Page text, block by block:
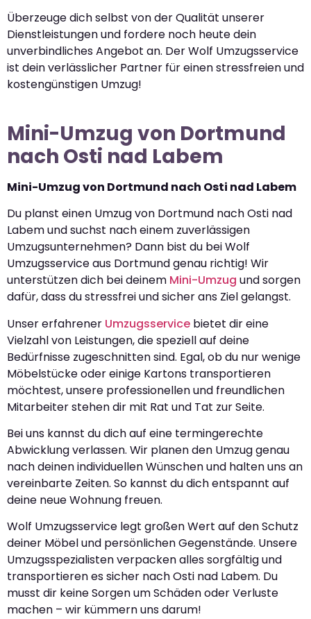
Überzeuge dich selbst von der Qualität unserer
Dienstleistungen und fordere noch heute dein
unverbindliches Angebot an. Der Wolf Umzugsservice
ist dein verlässlicher Partner für einen stressfreien und
kostengünstigen Umzug!
Mini-Umzug von Dortmund
nach Osti nad Labem
Mini-Umzug von Dortmund nach Osti nad Labem
Du planst einen Umzug von Dortmund nach Osti nad
Labem und suchst nach einem zuverlässigen
Umzugsunternehmen? Dann bist du bei Wolf
Umzugsservice aus Dortmund genau richtig! Wir
unterstützen dich bei deinem Mini-Umzug und sorgen
dafür, dass du stressfrei und sicher ans Ziel gelangst.
Unser erfahrener Umzugsservice bietet dir eine
Vielzahl von Leistungen, die speziell auf deine
Bedürfnisse zugeschnitten sind. Egal, ob du nur wenige
Möbelstücke oder einige Kartons transportieren
möchtest, unsere professionellen und freundlichen
Mitarbeiter stehen dir mit Rat und Tat zur Seite.
Bei uns kannst du dich auf eine termingerechte
Abwicklung verlassen. Wir planen den Umzug genau
nach deinen individuellen Wünschen und halten uns an
vereinbarte Zeiten. So kannst du dich entspannt auf
deine neue Wohnung freuen.
Wolf Umzugsservice legt großen Wert auf den Schutz
deiner Möbel und persönlichen Gegenstände. Unsere
Umzugsspezialisten verpacken alles sorgfältig und
transportieren es sicher nach Osti nad Labem. Du
musst dir keine Sorgen um Schäden oder Verluste
machen – wir kümmern uns darum!